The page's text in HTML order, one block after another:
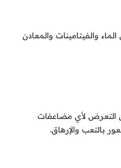
والفيتامينات والمعادن
من التعرض لأي مضاعفات
بالتعب والإرهاق.